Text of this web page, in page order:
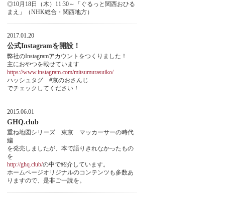
◎10月18日（木）11:30～「ぐるっと関西おひる
まえ」（NHK総合・関西地方）
2017.01.20
公式Instagramを開設！
弊社のInstagramアカウントをつくりました！
主におやつを載せています
https://www.instagram.com/mitsumurasuiko/
ハッシュタグ #京のおさんじ
でチェックしてください！
2015.06.01
GHQ.club
重ね地図シリーズ 東京 マッカーサーの時代
編
を発売しましたが、本で語りきれなかったもの
を
http://ghq.club/の中で紹介しています。
ホームページオリジナルのコンテンツも多数あ
りますので、是非ご一読を。